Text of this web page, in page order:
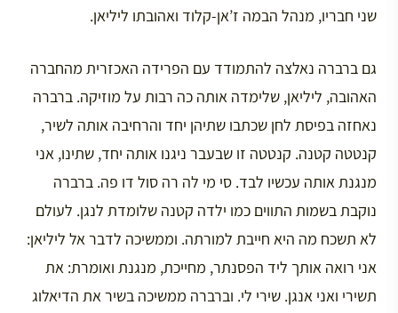
שני חבריו, מנהל הבמה ז’אן-קלוד ואהובתו ליליאן.
גם ברברה נאלצה להתמודד עם הפרידה האכזרית מהחברה
האהובה, ליליאן, שלימדה אותה כה רבות על מוזיקה. ברברה
נאחזה בפיסת לחן שכתבו שתיהן יחד והרחיבה אותה לשיר,
קנטטה קטנה. קנטטה זו שבעבר ניגנו אותה יחד, שתינו, אני
מנגנת אותה עכשיו לבד. סי מי לה רה סול דו פה. ברברה
נוקבת בשמות התווים כמו ילדה קטנה שלומדת לנגן. לעולם
לא תשכח מה היא חייבת למורתה. וממשיכה לדבר אל ליליאן:
אני רואה אותך ליד הפסנתר, מחייכת, מנגנת ואומרת: את
תשירי ואני אנגן. שירי לי. וברברה ממשיכה בשיר את הדיאלוג